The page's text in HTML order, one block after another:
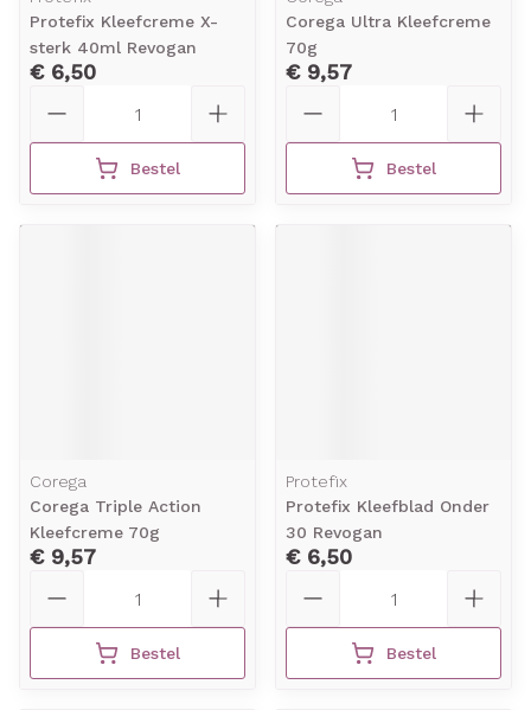
Protefix Kleefcreme X-
sterk 40ml Revogan
€ 6,50
Bestel
Corega Ultra Kleefcreme
70g
€ 9,57
Bestel
Corega
Corega Triple Action
Kleefcreme 70g
€ 9,57
Bestel
Protefix
Protefix Kleefblad Onder
30 Revogan
€ 6,50
Bestel